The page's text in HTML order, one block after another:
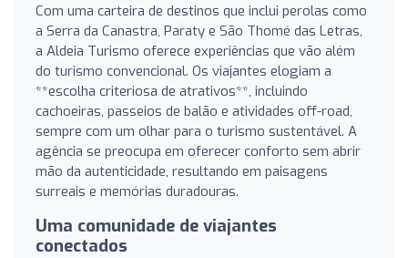
Com uma carteira de destinos que inclui perolas como
a Serra da Canastra, Paraty e São Thomé das Letras,
a Aldeia Turismo oferece experiências que vão além
do turismo convencional. Os viajantes elogiam a
**escolha criteriosa de atrativos**, incluindo
cachoeiras, passeios de balão e atividades off-road,
sempre com um olhar para o turismo sustentável. A
agência se preocupa em oferecer conforto sem abrir
mão da autenticidade, resultando em paisagens
surreais e memórias duradouras.
Uma comunidade de viajantes
conectados